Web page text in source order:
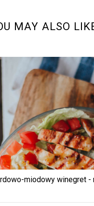
MAY ALSO
miodowy winegret -